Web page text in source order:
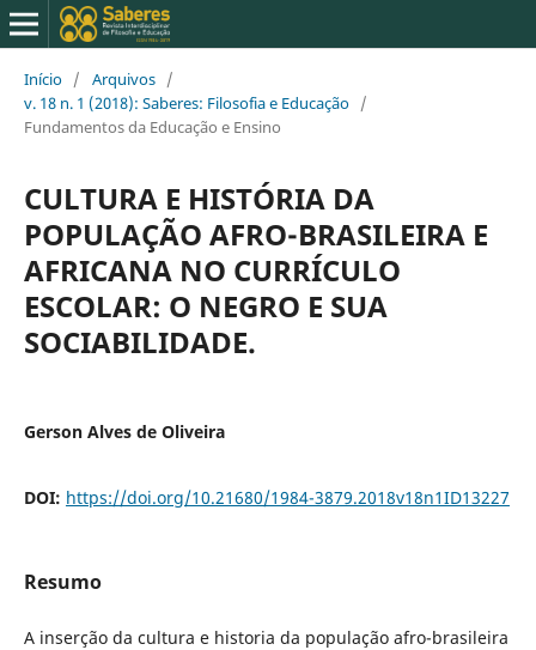
Início / Arquivos /
v. 18 n. 1 (2018): Saberes: Filosofia e Educação /
Fundamentos da Educação e Ensino
CULTURA E HISTÓRIA DA
POPULAÇÃO AFRO-BRASILEIRA E
AFRICANA NO CURRÍCULO
ESCOLAR: O NEGRO E SUA
SOCIABILIDADE.
Gerson Alves de Oliveira
DOI: https://doi.org/10.21680/1984-3879.2018v18n1ID13227
Resumo
A inserção da cultura e historia da população afro-brasileira